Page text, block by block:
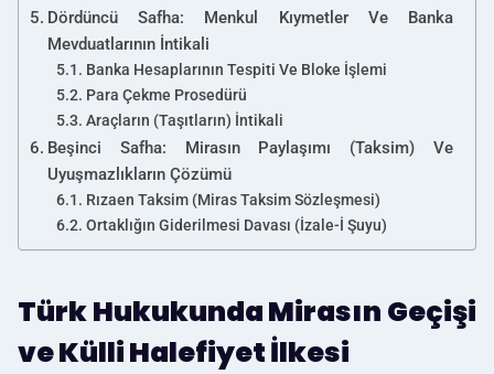
Dördüncü Safha: Menkul Kıymetler Ve Banka
Mevduatlarının İntikali
Banka Hesaplarının Tespiti Ve Bloke İşlemi
Para Çekme Prosedürü
Araçların (Taşıtların) İntikali
Beşinci Safha: Mirasın Paylaşımı (Taksim) Ve
Uyuşmazlıkların Çözümü
Rızaen Taksim (Miras Taksim Sözleşmesi)
Ortaklığın Giderilmesi Davası (İzale-İ Şuyu)
Türk Hukukunda Mirasın Geçişi
ve Külli Halefiyet İlkesi